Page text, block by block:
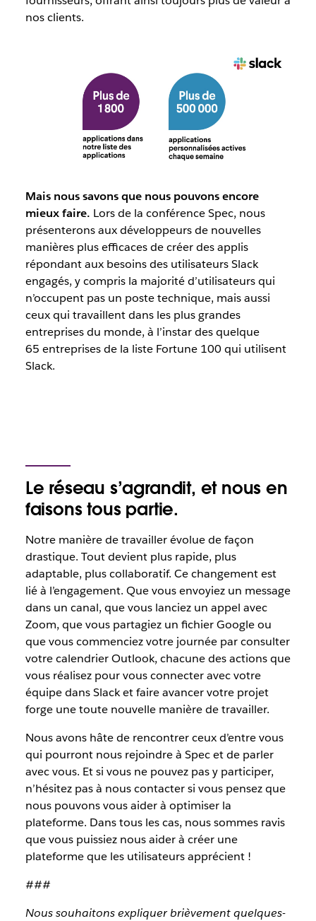
nos clients.
Mais nous savons que nous pouvons encore
mieux faire. Lors de la conférence Spec, nous
présenterons aux développeurs de nouvelles
manières plus efficaces de créer des applis
répondant aux besoins des utilisateurs Slack
engagés, y compris la majorité d’utilisateurs qui
n’occupent pas un poste technique, mais aussi
ceux qui travaillent dans les plus grandes
entreprises du monde, à l’instar des quelque
65 entreprises de la liste Fortune 100 qui utilisent
Slack.
Le réseau s’agrandit, et nous en
faisons tous partie.
Notre manière de travailler évolue de façon
drastique. Tout devient plus rapide, plus
adaptable, plus collaboratif. Ce changement est
lié à l’engagement. Que vous envoyiez un message
dans un canal, que vous lanciez un appel avec
Zoom, que vous partagiez un fichier Google ou
que vous commenciez votre journée par consulter
votre calendrier Outlook, chacune des actions que
vous réalisez pour vous connecter avec votre
équipe dans Slack et faire avancer votre projet
forge une toute nouvelle manière de travailler.
Nous avons hâte de rencontrer ceux d’entre vous
qui pourront nous rejoindre à Spec et de parler
avec vous. Et si vous ne pouvez pas y participer,
n’hésitez pas à nous contacter si vous pensez que
nous pouvons vous aider à optimiser la
plateforme. Dans tous les cas, nous sommes ravis
que vous puissiez nous aider à créer une
plateforme que les utilisateurs apprécient !
###
Nous souhaitons expliquer brièvement quelques-